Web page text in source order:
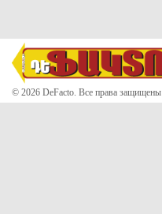
© 2026 DeFacto. Все права защищены